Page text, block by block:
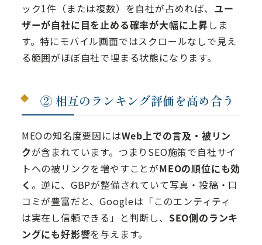
ック1件（または複数）を自社が占めれば、 ユー
ザーが自社に目を止める確率が大幅に上昇しま
す。特にモバイル画面ではスクロールなしで見え
る範囲がほぼ自社で埋まる状態になります。
② 相互のランキング評価を高め合う
MEOの知名度要因にはWeb上での言及・被リン
クが含まれています。つまりSEO施策で自社サイ
トへの被リンクを増やすことがMEOの順位にも効
く 。逆に、GBPが整備されていて写真・投稿・口
コミが豊富だと、Googleは「このエンティティ
は実在し信頼できる」と判断し、 SEO側のランキ
ングにも好影響を与えます。